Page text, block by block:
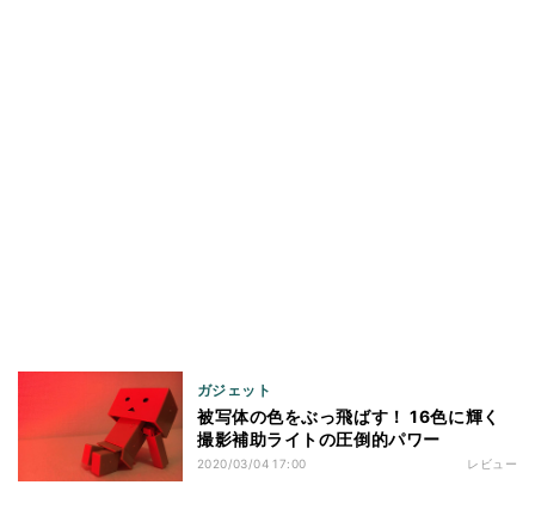
ガジェット
被写体の色をぶっ飛ばす！ 16色に輝く
撮影補助ライトの圧倒的パワー
2020/03/04 17:00 レビュー